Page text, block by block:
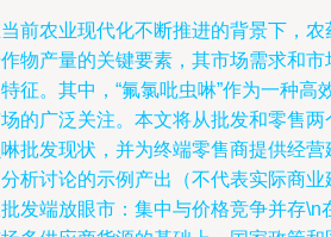
前农业现代化不断推进的背景下，
物产量的关键要素，其市场需求和
征。其中，“氟氯吡虫啉”作为一种高
的广泛关注。本文将从批发和零售
批发现状，并为终端零售商提供经
析讨论的示例产出（不代表实际商
发端放眼市：集中与价格竞争并存\n